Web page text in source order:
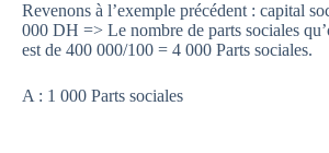
Revenons à l’exemple précédent : capital
000 DH => Le nombre de parts sociales
est de 400 000/100 = 4 000 Parts sociales.
A : 1 000 Parts sociales